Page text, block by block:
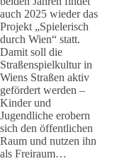
auch 2025 wieder das
Projekt „Spielerisch
durch Wien“ statt.
Damit soll die
Straßenspielkultur in
Wiens Straßen aktiv
gefördert werden –
Kinder und
Jugendliche erobern
sich den öffentlichen
Raum und nutzen ihn
als Freiraum…